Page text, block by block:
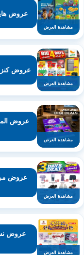
مشاهدة العرض
عروض هايبر
مشاهدة العرض
عروض كنز
مشاهدة العرض
مشاهدة العرض
مشاهدة العرض